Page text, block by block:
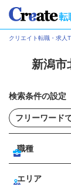
クリエイト転職・求人
新潟市
検索条件の設定
職種
エリア